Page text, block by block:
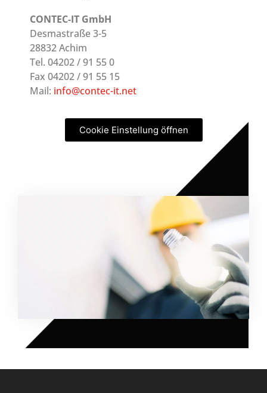
CONTEC-IT GmbH
Desmastraße 3-5
28832 Achim
Tel. 04202 / 91 55 0
Fax 04202 / 91 55 15
Mail: info@contec-it.net
Cookie Einstellung öffnen